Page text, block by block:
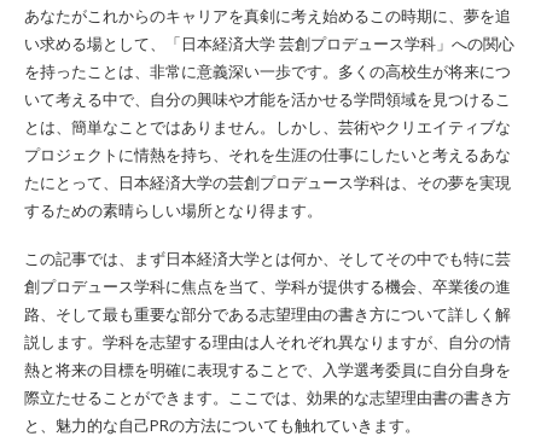
あなたがこれからのキャリアを真剣に考え始めるこの時期に、夢を追
い求める場として、「日本経済大学 芸創プロデュース学科」への関心
を持ったことは、非常に意義深い一歩です。多くの高校生が将来につ
いて考える中で、自分の興味や才能を活かせる学問領域を見つけるこ
とは、簡単なことではありません。しかし、芸術やクリエイティブな
プロジェクトに情熱を持ち、それを生涯の仕事にしたいと考えるあな
たにとって、日本経済大学の芸創プロデュース学科は、その夢を実現
するための素晴らしい場所となり得ます。
この記事では、まず日本経済大学とは何か、そしてその中でも特に芸
創プロデュース学科に焦点を当て、学科が提供する機会、卒業後の進
路、そして最も重要な部分である志望理由の書き方について詳しく解
説します。学科を志望する理由は人それぞれ異なりますが、自分の情
熱と将来の目標を明確に表現することで、入学選考委員に自分自身を
際立たせることができます。ここでは、効果的な志望理由書の書き方
と、魅力的な自己PRの方法についても触れていきます。